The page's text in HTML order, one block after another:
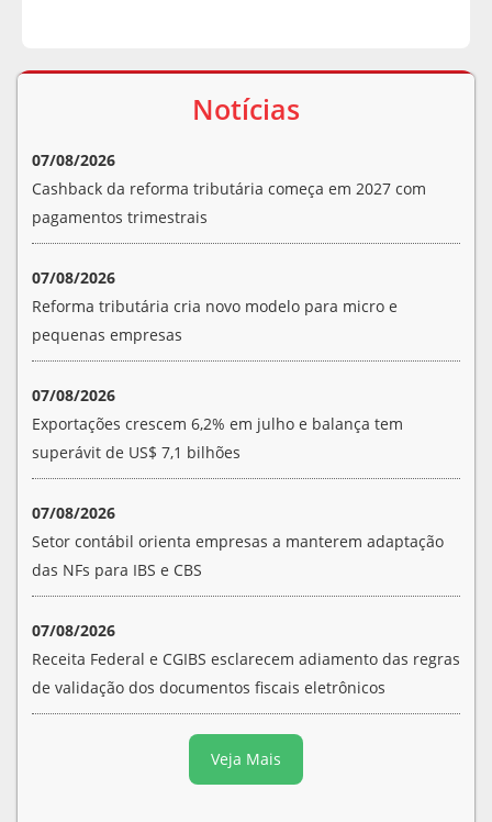
Notícias
07/08/2026
Cashback da reforma tributária começa em 2027 com
pagamentos trimestrais
07/08/2026
Reforma tributária cria novo modelo para micro e
pequenas empresas
07/08/2026
Exportações crescem 6,2% em julho e balança tem
superávit de US$ 7,1 bilhões
07/08/2026
Setor contábil orienta empresas a manterem adaptação
das NFs para IBS e CBS
07/08/2026
Receita Federal e CGIBS esclarecem adiamento das regras
de validação dos documentos fiscais eletrônicos
Veja Mais